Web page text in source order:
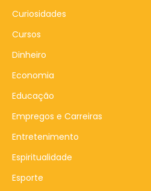
Curiosidades
Cursos
Dinheiro
Economia
Educação
Empregos e Carreiras
Entretenimento
Espiritualidade
Esporte